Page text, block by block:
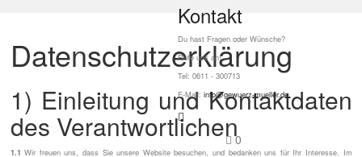
Kontakt
Du hast Fragen oder Wünsche?
Rufe uns an!
Tel: 0611 - 300713
E-Mail: info@gewuerz-mueller.de
0
Datenschutzerklärung
1) Einleitung und Kontaktdaten
des Verantwortlichen
1.1 Wir freuen uns, dass Sie unsere Website besuchen, und bedanken uns für Ihr Interesse. Im